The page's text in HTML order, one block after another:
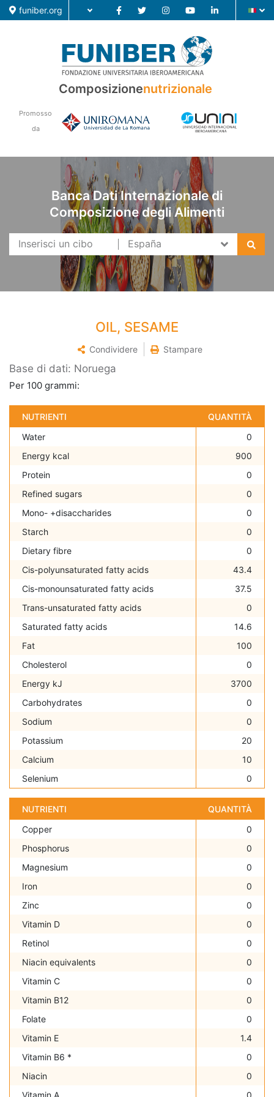
funiber.org
Composizione nutrizionale
Composizionenutrizionale
Promosso
da
Banca Dati Internazionale di
Composizione degli Alimenti
OIL, SESAME
Condividere Stampare
Base di dati: Noruega
Per 100 grammi:
NUTRIENTI
QUANTITÀ
Water
0
Energy kcal
900
Protein
0
Refined sugars
0
Mono- +disaccharides
0
Starch
0
Dietary fibre
0
Cis-polyunsaturated fatty acids
43.4
Cis-monounsaturated fatty acids
37.5
Trans-unsaturated fatty acids
0
Saturated fatty acids
14.6
Fat
100
Cholesterol
0
Energy kJ
3700
Carbohydrates
0
Sodium
0
Potassium
20
Calcium
10
Selenium
0
NUTRIENTI
QUANTITÀ
Copper
0
Phosphorus
0
Magnesium
0
Iron
0
Zinc
0
Vitamin D
0
Retinol
0
Niacin equivalents
0
Vitamin C
0
Vitamin B12
0
Folate
0
Vitamin E
1.4
Vitamin B6 *
0
Niacin
0